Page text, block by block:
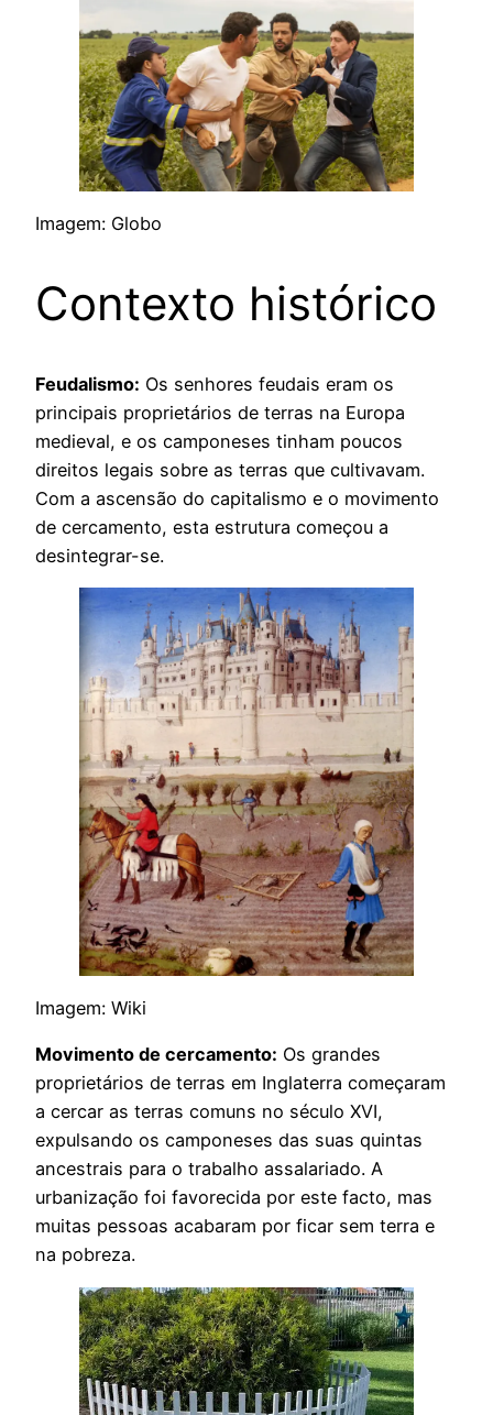
Imagem: Globo
Contexto histórico
Feudalismo: Os senhores feudais eram os
principais proprietários de terras na Europa
medieval, e os camponeses tinham poucos
direitos legais sobre as terras que cultivavam.
Com a ascensão do capitalismo e o movimento
de cercamento, esta estrutura começou a
desintegrar-se.
Imagem: Wiki
Movimento de cercamento: Os grandes
proprietários de terras em Inglaterra começaram
a cercar as terras comuns no século XVI,
expulsando os camponeses das suas quintas
ancestrais para o trabalho assalariado. A
urbanização foi favorecida por este facto, mas
muitas pessoas acabaram por ficar sem terra e
na pobreza.